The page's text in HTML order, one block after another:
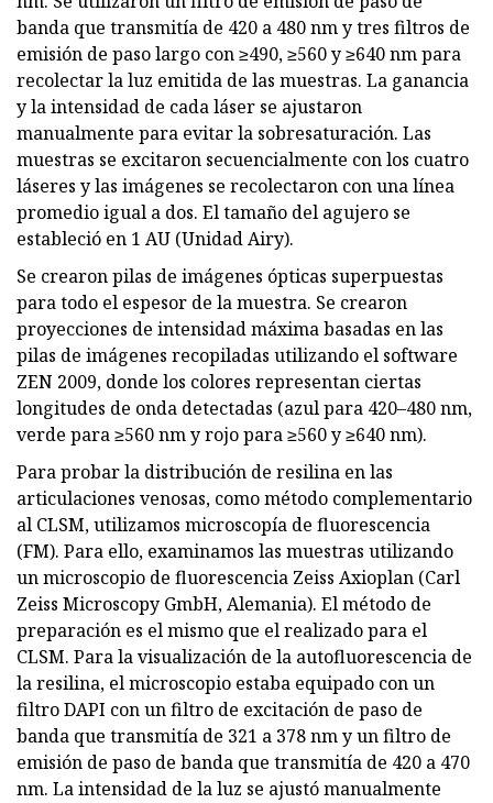
banda que transmitía de 420 a 480 nm y tres filtros de
emisión de paso largo con ≥490, ≥560 y ≥640 nm para
recolectar la luz emitida de las muestras. La ganancia
y la intensidad de cada láser se ajustaron
manualmente para evitar la sobresaturación. Las
muestras se excitaron secuencialmente con los cuatro
láseres y las imágenes se recolectaron con una línea
promedio igual a dos. El tamaño del agujero se
estableció en 1 AU (Unidad Airy).
Se crearon pilas de imágenes ópticas superpuestas
para todo el espesor de la muestra. Se crearon
proyecciones de intensidad máxima basadas en las
pilas de imágenes recopiladas utilizando el software
ZEN 2009, donde los colores representan ciertas
longitudes de onda detectadas (azul para 420–480 nm,
verde para ≥560 nm y rojo para ≥560 y ≥640 nm).
Para probar la distribución de resilina en las
articulaciones venosas, como método complementario
al CLSM, utilizamos microscopía de fluorescencia
(FM). Para ello, examinamos las muestras utilizando
un microscopio de fluorescencia Zeiss Axioplan (Carl
Zeiss Microscopy GmbH, Alemania). El método de
preparación es el mismo que el realizado para el
CLSM. Para la visualización de la autofluorescencia de
la resilina, el microscopio estaba equipado con un
filtro DAPI con un filtro de excitación de paso de
banda que transmitía de 321 a 378 nm y un filtro de
emisión de paso de banda que transmitía de 420 a 470
nm. La intensidad de la luz se ajustó manualmente